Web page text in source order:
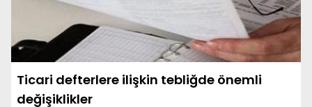
Ticari defterlere ilişkin tebliğde önemli
değişiklikler